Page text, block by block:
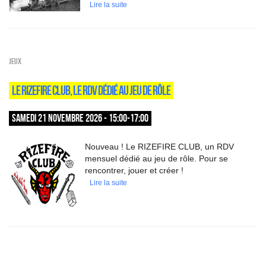
Lire la suite
Jeux
LE RIZEFIRE CLUB, LE RDV DÉDIÉ AU JEU DE RÔLE
SAMEDI 21 NOVEMBRE 2026 - 15:00-17:00
Nouveau ! Le RIZEFIRE CLUB, un RDV
mensuel dédié au jeu de rôle. Pour se
rencontrer, jouer et créer !
Lire la suite